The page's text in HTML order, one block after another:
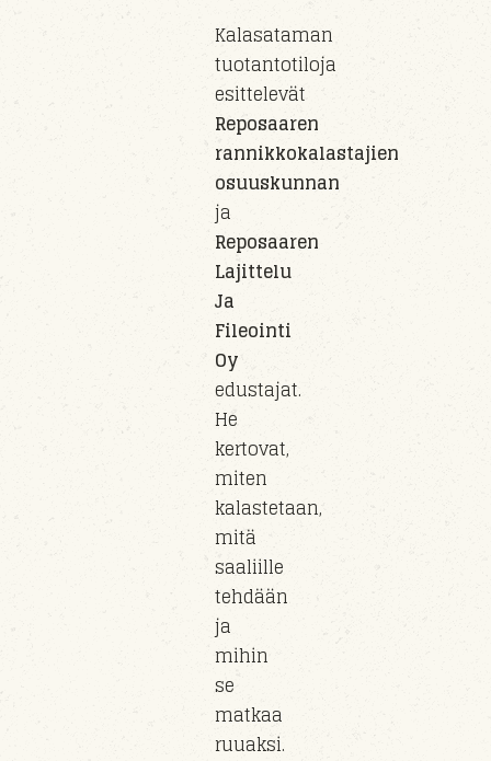
Kalasataman
tuotantotiloja
esittelevät
Reposaaren
rannikkokalastajien
osuuskunnan
ja
Reposaaren
Lajittelu
Ja
Fileointi
Oy
edustajat.
He
kertovat,
miten
kalastetaan,
mitä
saaliille
tehdään
ja
mihin
se
matkaa
ruuaksi.